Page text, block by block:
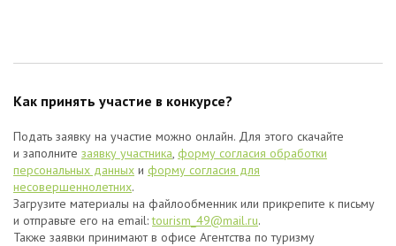
Как принять участие в конкурсе?
Подать заявку на участие можно онлайн. Для этого скачайте
и заполните заявку участника, форму согласия обработки
персональных данных и форму согласия для
несовершеннолетних.
Загрузите материалы на файлообменник или прикрепите к письму
и отправьте его на email:tourism_49@mail.ru.
Также заявки принимают в офисе Агентства по туризму